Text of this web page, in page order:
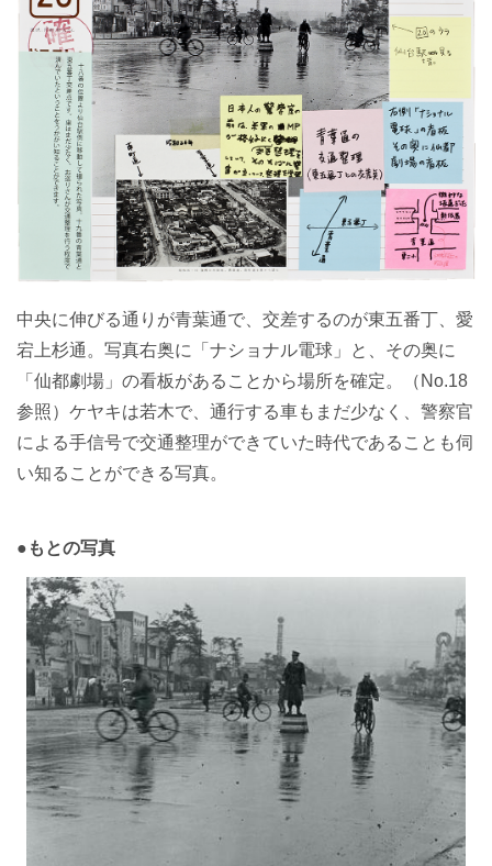
中央に伸びる通りが青葉通で、交差するのが東五番丁、愛
宕上杉通。写真右奥に「ナショナル電球」と、その奥に
「仙都劇場」の看板があることから場所を確定。（No.18
参照）ケヤキは若木で、通行する車もまだ少なく、警察官
による手信号で交通整理ができていた時代であることも伺
い知ることができる写真。
●もとの写真